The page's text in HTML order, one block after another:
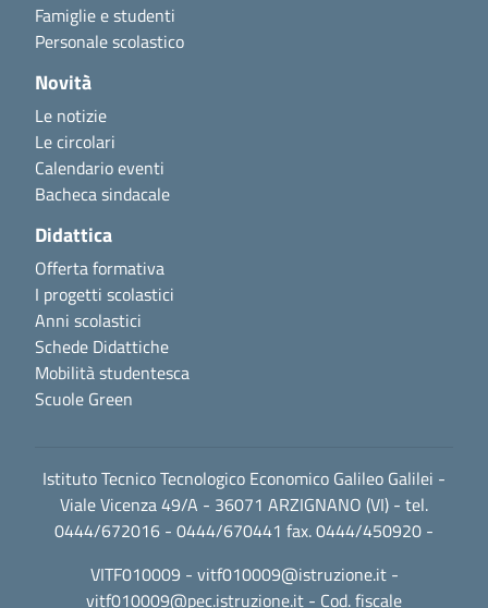
Famiglie e studenti
Personale scolastico
Novità
Le notizie
Le circolari
Calendario eventi
Bacheca sindacale
Didattica
Offerta formativa
I progetti scolastici
Anni scolastici
Schede Didattiche
Mobilità studentesca
Scuole Green
Istituto Tecnico Tecnologico Economico Galileo Galilei -
Viale Vicenza 49/A - 36071 ARZIGNANO (VI) - tel.
0444/672016 - 0444/670441 fax. 0444/450920 -
VITF010009 - vitf010009@istruzione.it-
vitf010009@pec.istruzione.it - Cod. fiscale